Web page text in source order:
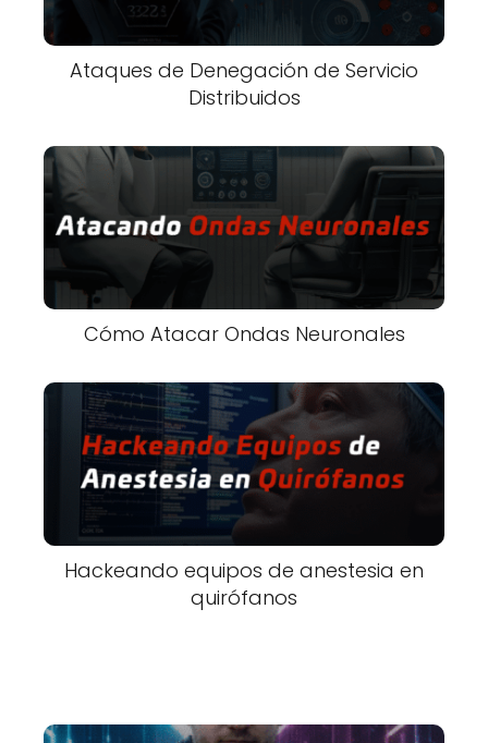
Ataques de Denegación de Servicio
Distribuidos
Cómo Atacar Ondas Neuronales
Hackeando equipos de anestesia en
quirófanos